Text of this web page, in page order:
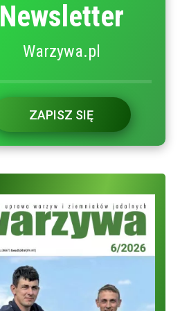
Newsletter
Warzywa.pl
ZAPISZ SIĘ